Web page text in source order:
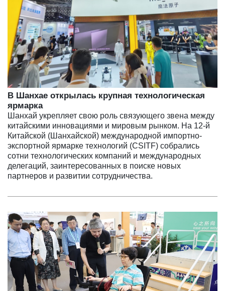
В Шанхае открылась крупная технологическая
ярмарка
Шанхай укрепляет свою роль связующего звена между
китайскими инновациями и мировым рынком. На 12-й
Китайской (Шанхайской) международной импортно-
экспортной ярмарке технологий (CSITF) собрались
сотни технологических компаний и международных
делегаций, заинтересованных в поиске новых
партнеров и развитии сотрудничества.